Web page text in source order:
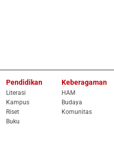
Pendidikan
Literasi
Kampus
Riset
Buku
Keberagaman
HAM
Budaya
Komunitas